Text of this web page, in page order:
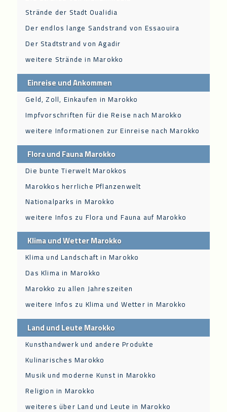
Strände der Stadt Oualidia
Der endlos lange Sandstrand von Essaouira
Der Stadtstrand von Agadir
weitere Strände in Marokko
Einreise und Ankommen
Geld, Zoll, Einkaufen in Marokko
Impfvorschriften für die Reise nach Marokko
weitere Informationen zur Einreise nach Marokko
Flora und Fauna Marokko
Die bunte Tierwelt Marokkos
Marokkos herrliche Pflanzenwelt
Nationalparks in Marokko
weitere Infos zu Flora und Fauna auf Marokko
Klima und Wetter Marokko
Klima und Landschaft in Marokko
Das Klima in Marokko
Marokko zu allen Jahreszeiten
weitere Infos zu Klima und Wetter in Marokko
Land und Leute Marokko
Kunsthandwerk und andere Produkte
Kulinarisches Marokko
Musik und moderne Kunst in Marokko
Religion in Marokko
weiteres über Land und Leute in Marokko